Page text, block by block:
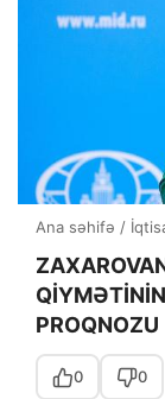
Ana səhifə /
PROQNOZU
0 0